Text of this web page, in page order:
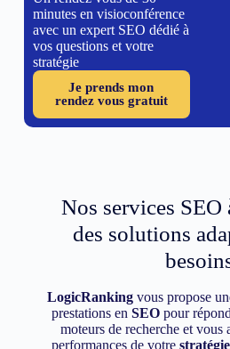
minutes en visioconférence
avec un expert SEO dédié à
vos questions et votre
stratégie
Je prends mon
rendez vous gratuit
Nos services SEO
des solutions
LogicRanking vous propose
prestations en SEOpour
moteurs de recherche et vous
performances de votre